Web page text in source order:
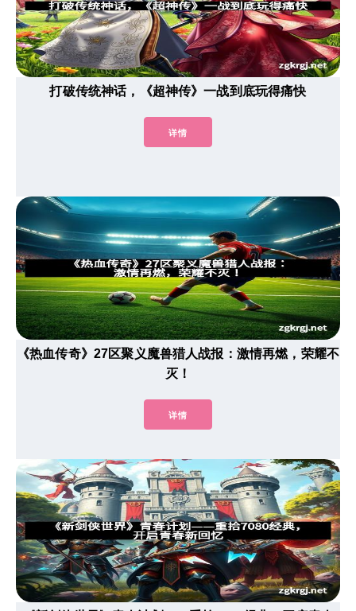
打破传统神话，《超神传》一战到底玩得痛快
详情
《热血传奇》27区聚义魔兽猎人战报：激情再燃，荣耀不
灭！
详情